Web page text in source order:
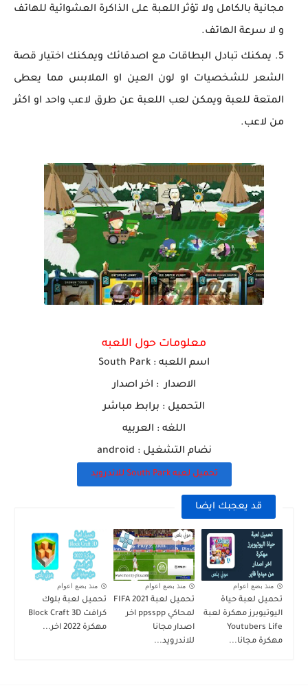
مجانية بالكامل ولا تؤثر اللعبة على الذاكرة العشوائية للهاتف
و لا سرعة الهاتف.
يمكنك تبادل البطاقات مع اصدقائك ويمكنك اختيار قصة
الشعر للشخصيات او لون العين او الملابس مما يعطى
المتعة للعبة ويمكن لعب اللعبة عن طرق لاعب واحد او اكثر
من لاعب.
معلومات حول اللعبه
اسم اللعبه :
South Park
الاصدار : اخر اصدار
التحميل : برابط مباشر
اللغه : العربيه
نضام التشغيل : android
تحميل لعبه South Park للاندرويد
قد يعجبك ايضا
منذ بضع اعوام
تحميل لعبة حياة
اليوتيوبرز مهكرة لعبة
Youtubers Life
مهكرة مجانا...
منذ بضع اعوام
تحميل لعبة FIFA 2021
لمحاكي ppsspp اخر
اصدار مجانا
للاندرويد...
منذ بضع اعوام
تحميل لعبة بلوك
كرافت Block Craft 3D
مهكرة 2022 اخر...